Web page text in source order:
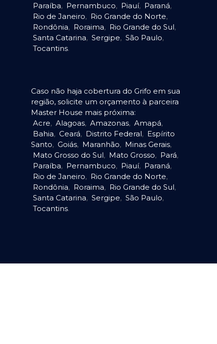
Paraíba, Pernambuco, Piauí, Paraná,
Rio de Janeiro, Rio Grande do Norte,
Rondônia, Roraima, Rio Grande do Sul,
Santa Catarina, Sergipe, São Paulo,
Tocantins.
Caso não haja cobertura do Grifo em sua
região, solicite um orçamento à parceira
Master House mais próxima:
Acre, Alagoas, Amazonas, Amapá,
Bahia, Ceará, Distrito Federal, Espírito
Santo, Goiás, Maranhão, Minas Gerais,
Mato Grosso do Sul, Mato Grosso, Pará,
Paraíba, Pernambuco, Piauí, Paraná,
Rio de Janeiro, Rio Grande do Norte,
Rondônia, Roraima, Rio Grande do Sul,
Santa Catarina, Sergipe, São Paulo,
Tocantins.